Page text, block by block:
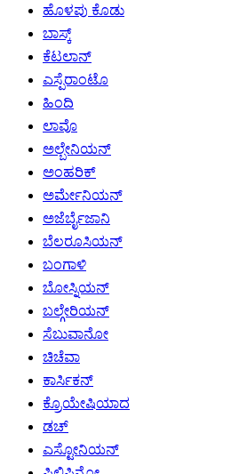
ಹೊಳಪು ಕೊಡು
ಬಾಸ್ಕ್
ಕೆಟಲಾನ್
ಎಸ್ಪೆರಾಂಟೊ
ಹಿಂದಿ
ಲಾವೊ
ಅಲ್ಬೇನಿಯನ್
ಅಂಹರಿಕ್
ಅರ್ಮೇನಿಯನ್
ಅಜೆರ್ಬೈಜಾನಿ
ಬೆಲರೂಸಿಯನ್
ಬಂಗಾಳಿ
ಬೋಸ್ನಿಯನ್
ಬಲ್ಗೇರಿಯನ್
ಸೆಬುವಾನೋ
ಚಿಚೆವಾ
ಕಾರ್ಸಿಕನ್
ಕ್ರೊಯೇಷಿಯಾದ
ಡಚ್
ಎಸ್ಟೋನಿಯನ್